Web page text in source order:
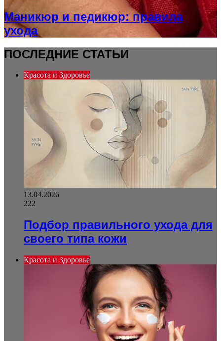
Маникюр и педикюр: правила
ухода
ПОСЛЕДНИЕ СТАТЬИ
Красота и Здоровье
13.04.2026
222
Подбор правильного ухода для
своего типа кожи
Красота и Здоровье